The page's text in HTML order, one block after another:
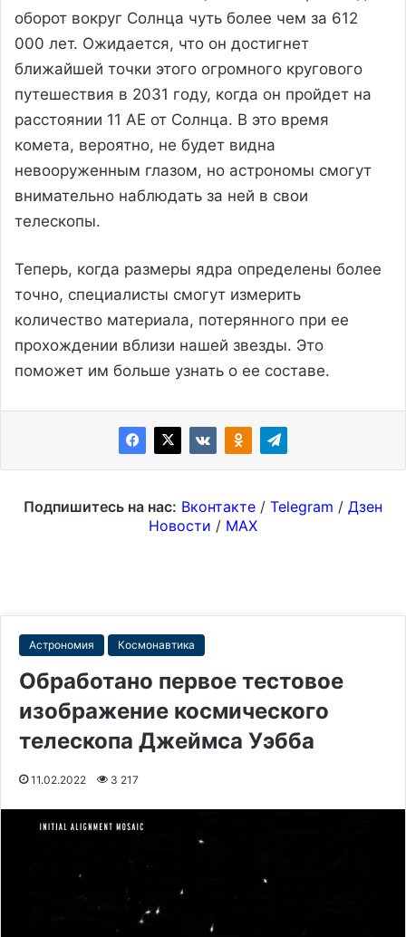
оборот вокруг Солнца чуть более чем за 612
000 лет. Ожидается, что он достигнет
ближайшей точки этого огромного кругового
путешествия в 2031 году, когда он пройдет на
расстоянии 11 АЕ от Солнца. В это время
комета, вероятно, не будет видна
невооруженным глазом, но астрономы смогут
внимательно наблюдать за ней в свои
телескопы.
Теперь, когда размеры ядра определены более
точно, специалисты смогут измерить
количество материала, потерянного при ее
прохождении вблизи нашей звезды. Это
поможет им больше узнать о ее составе.
Подпишитесь на нас: Вконтакте / Telegram / Дзен
Новости / MAX